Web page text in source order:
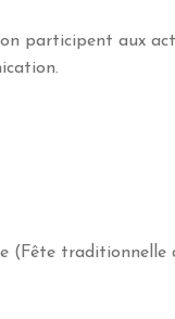
participent aux
(Fête traditionnelle